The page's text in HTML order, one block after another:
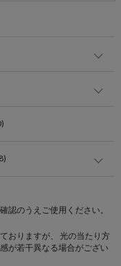
認のうえご使用ください。
おりますが、 光の当たり方
が若干異なる場合がござい